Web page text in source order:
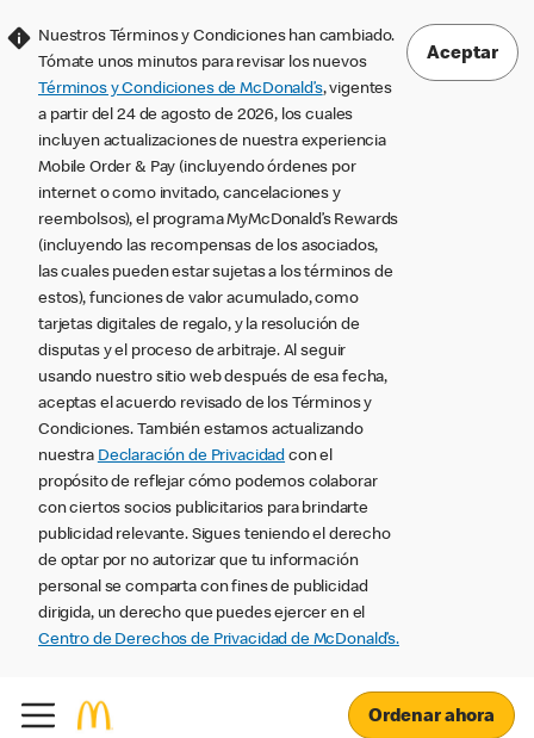
Nuestros Términos y Condiciones han cambiado.
Tómate unos minutos para revisar los nuevos
Términos y Condiciones de McDonald’s, vigentes
a partir del 24 de agosto de 2026, los cuales
incluyen actualizaciones de nuestra experiencia
Mobile Order & Pay (incluyendo órdenes por
internet o como invitado, cancelaciones y
reembolsos), el programa MyMcDonald’s Rewards
(incluyendo las recompensas de los asociados,
las cuales pueden estar sujetas a los términos de
estos), funciones de valor acumulado, como
tarjetas digitales de regalo, y la resolución de
disputas y el proceso de arbitraje. Al seguir
usando nuestro sitio web después de esa fecha,
aceptas el acuerdo revisado de los Términos y
Condiciones. También estamos actualizando
nuestra Declaración de Privacidad con el
propósito de reflejar cómo podemos colaborar
con ciertos socios publicitarios para brindarte
publicidad relevante. Sigues teniendo el derecho
de optar por no autorizar que tu información
personal se comparta con fines de publicidad
dirigida, un derecho que puedes ejercer en el
Centro de Derechos de Privacidad de McDonald’s.
Aceptar
Ordenar ahora